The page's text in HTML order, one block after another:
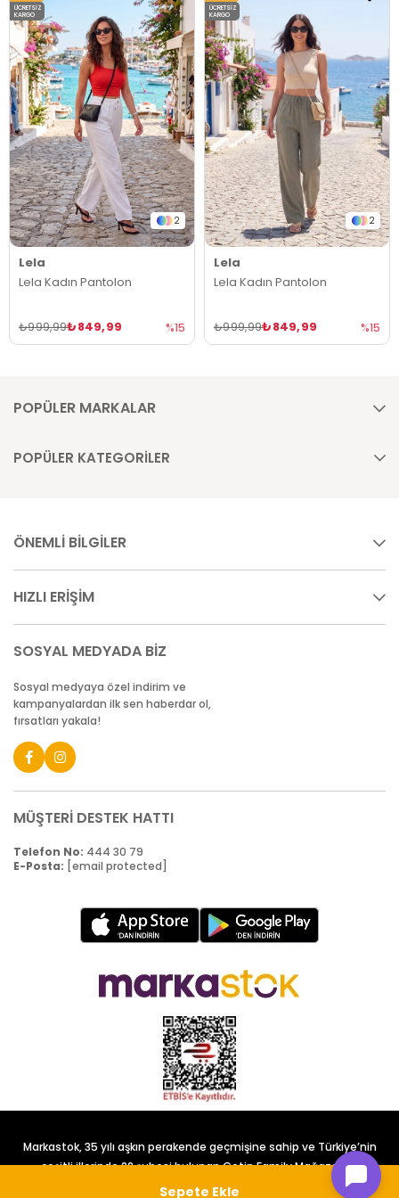
2
Lela
Lela Kadın Pantolon
₺849,99
₺999,99 %15
ÜCRETSIZ
KARGO
2
Lela
Lela Kadın Pantolon
₺849,99
₺999,99 %15
ÜCRETSIZ
KARGO
POPÜLER MARKALAR
POPÜLER KATEGORİLER
ÖNEMLİ BİLGİLER
HIZLI ERİŞİM
SOSYAL MEDYADA BİZ
Sosyal medyaya özel indirim ve
kampanyalardan ilk sen haberdar ol,
fırsatları yakala!
MÜŞTERİ DESTEK HATTI
Telefon No: 444 30 79
E-Posta: [email protected]
Markastok, 35 yılı aşkın perakende geçmişine sahip ve Türkiye’nin
çeşitli illerinde 22 şubesi bulunan Çetin Family Mağazacılık
tarafından kurulmuştur.